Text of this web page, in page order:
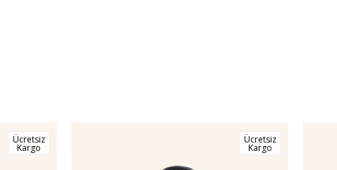
Ücretsiz
Kargo
Ücretsiz
Kargo